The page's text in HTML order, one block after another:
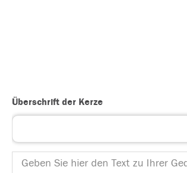
Überschrift der Kerze